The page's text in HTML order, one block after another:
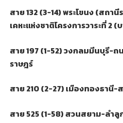
สาย 132 (3-14) พระโขนง (สถา
เคหะแห่งชาติโครงการวาระที่ 2 (
สาย 197 (1-52) วงกลมมีนบุรี-
ราษฎร์
สาย 210 (2-27) เมืองทองธานี-
สาย 525 (1-58) สวนสยาม-ลำลู